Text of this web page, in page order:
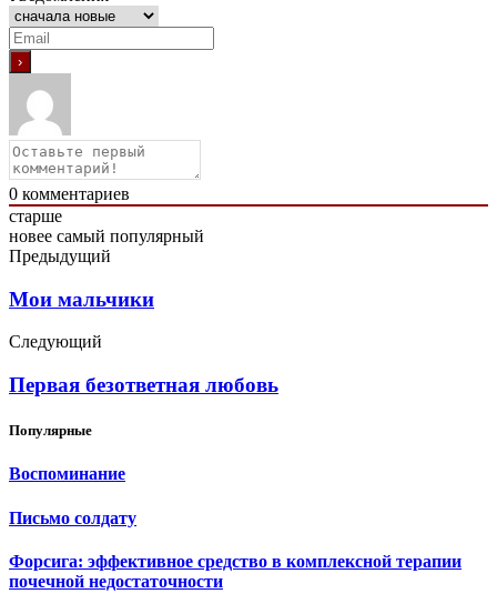
0 комментариев
старше
новее самый популярный
Предыдущий
Мои мальчики
Следующий
Первая безответная любовь
Популярные
Воспоминание
Письмо солдату
Форсига: эффективное средство в комплексной терапии
почечной недостаточности